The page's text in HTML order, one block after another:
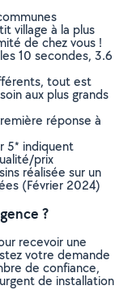
village à la plus
de chez vous !
10 secondes, 3.6
tout est
aux plus grands
réponse à
5* indiquent
prix
réalisée sur un
(Février 2024)
?
recevoir une
votre demande
de confiance,
de installation